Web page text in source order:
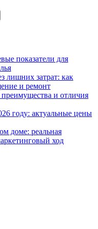
показатели для
лишних затрат: как
и ремонт
и отличия
году: актуальные цены
доме: реальная
ход